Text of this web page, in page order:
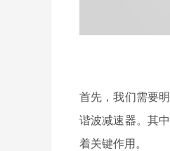
首先，我们需要
谐波减速器。其
着关键作用。